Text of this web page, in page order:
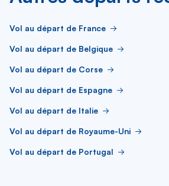
Vol au départ de France
Vol au départ de Belgique
Vol au départ de Corse
Vol au départ de Espagne
Vol au départ de Italie
Vol au départ de Royaume-Uni
Vol au départ de Portugal